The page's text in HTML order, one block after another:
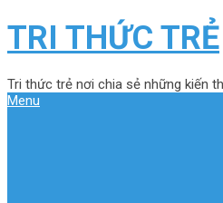
TRI THỨC TRẺ
Tri thức trẻ nơi chia sẻ những kiến
Menu